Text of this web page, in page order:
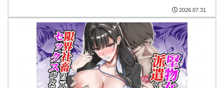
2026.07.31